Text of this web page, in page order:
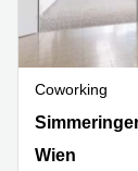
Coworking
Simmeringer
Wien